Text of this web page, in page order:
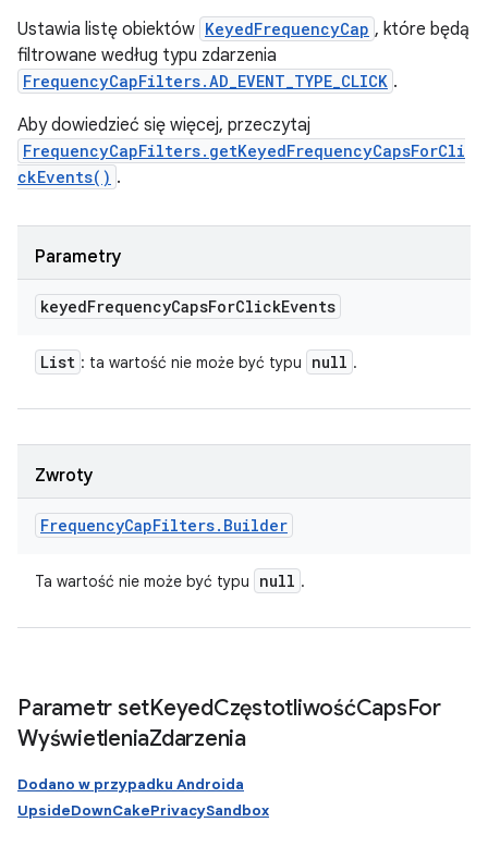
Ustawia listę obiektów KeyedFrequencyCap , które będą
filtrowane według typu zdarzenia
FrequencyCapFilters.AD_EVENT_TYPE_CLICK .
Aby dowiedzieć się więcej, przeczytaj
FrequencyCapFilters.getKeyedFrequencyCapsForCli
ckEvents() .
Parametry
keyedFrequencyCapsForClickEvents
List : ta wartość nie może być typu null .
Zwroty
FrequencyCapFilters. Builder
Ta wartość nie może być typu null .
Parametr setKeyedCzęstotliwośćCapsFor
WyświetleniaZdarzenia
Dodano w przypadku Androida
UpsideDownCakePrivacySandbox